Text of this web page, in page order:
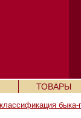
ТОВАРЫ
классификация